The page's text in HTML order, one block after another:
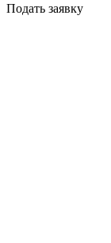
Подать заявку